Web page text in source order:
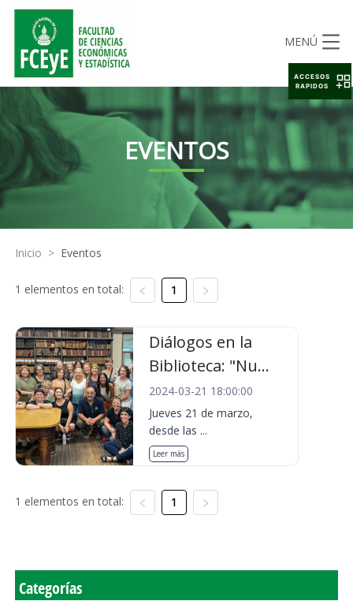
MENÚ
EVENTOS
Inicio > Eventos
1 elementos en total: 1
Diálogos en la
Biblioteca: "Nu...
2024-03-21 18:00:00
Jueves 21 de marzo,
desde las ...
Leer más
1 elementos en total: 1
Categorías
ACCESOS
RAPIDOS